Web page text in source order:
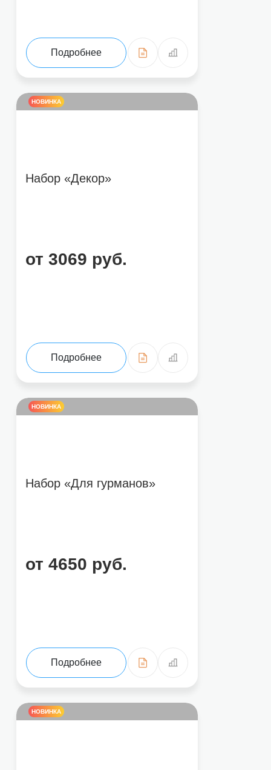
Подробнее
НОВИНКА
Набор «Декор»
от 3069 руб.
Подробнее
НОВИНКА
Набор «Для гурманов»
от 4650 руб.
Подробнее
НОВИНКА